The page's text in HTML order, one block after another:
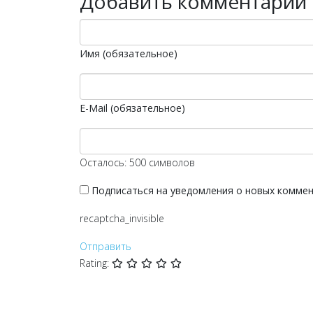
Имя (обязательное)
E-Mail (обязательное)
Осталось: 500 символов
Подписаться на уведомления о новых
recaptcha_invisible
Отправить
Rating: